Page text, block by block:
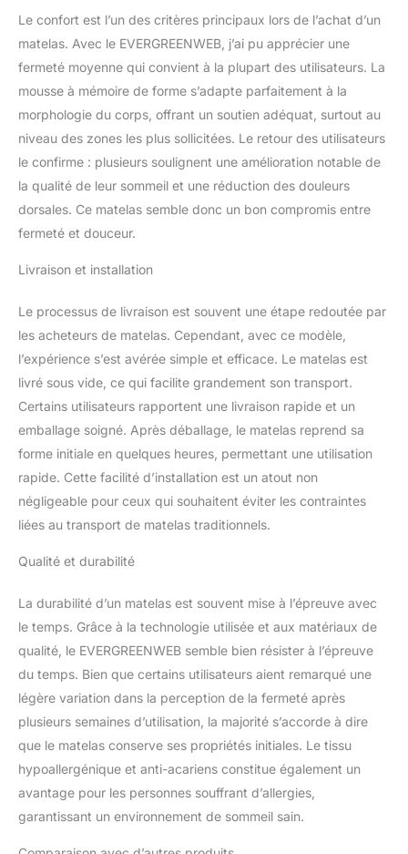
Mousse d’Eau
Orthopédique.
Certification CE
Certifié OEKO-TEX
Standard 100 Classe 1 et
ISO 9001. Nos produits
sont garantis sans
substances nocives pour
l'environnement, avec
une attention particulière
traitement spécial de la
forme, garantissant un
équilibre parfait entre
confort et soutien du
corps. La Mousse à
Mémoire de forme
s'adapte parfaitement à
la colonne vertébrale -
idéal contre les douleurs
cervicales et les maux de
dos.
Housse offre un
Anti-Acariens. Matelas
équipé de 4 poignées
latérales pour faciliter le
déplacement. Matelas
Orthopédique à 7 zones
de confort différenciées,
adapté à un poids
jusqu'à 130 kg par
personne, Fermeté
Moyenne.
100%
Fabriqué en Italie.
Matelas expédié et livré
roulé et emballé sous
Le confort est l’un des critères principaux lors de l’achat d’un
matelas. Avec le EVERGREENWEB, j’ai pu apprécier une
fermeté moyenne qui convient à la plupart des utilisateurs. La
mousse à mémoire de forme s’adapte parfaitement à la
morphologie du corps, offrant un soutien adéquat, surtout au
niveau des zones les plus sollicitées. Le retour des utilisateurs
le confirme : plusieurs soulignent une amélioration notable de
la qualité de leur sommeil et une réduction des douleurs
dorsales. Ce matelas semble donc un bon compromis entre
fermeté et douceur.
Livraison et installation
Le processus de livraison est souvent une étape redoutée par
les acheteurs de matelas. Cependant, avec ce modèle,
l’expérience s’est avérée simple et efficace. Le matelas est
livré sous vide, ce qui facilite grandement son transport.
Certains utilisateurs rapportent une livraison rapide et un
emballage soigné. Après déballage, le matelas reprend sa
forme initiale en quelques heures, permettant une utilisation
rapide. Cette facilité d’installation est un atout non
négligeable pour ceux qui souhaitent éviter les contraintes
liées au transport de matelas traditionnels.
Qualité et durabilité
La durabilité d’un matelas est souvent mise à l’épreuve avec
le temps. Grâce à la technologie utilisée et aux matériaux de
qualité, le EVERGREENWEB semble bien résister à l’épreuve
du temps. Bien que certains utilisateurs aient remarqué une
légère variation dans la perception de la fermeté après
plusieurs semaines d’utilisation, la majorité s’accorde à dire
que le matelas conserve ses propriétés initiales. Le tissu
hypoallergénique et anti-acariens constitue également un
avantage pour les personnes souffrant d’allergies,
garantissant un environnement de sommeil sain.